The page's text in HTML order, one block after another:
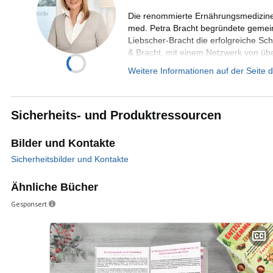
Die renommierte
med. Petra Bracht begründete
Liebscher-Bracht die erfolgreiche
& Bracht, mit einem Netzwerk von
und -behandlung entwickelten sie,
Kampfsportler und Schmerzspezialist
Weitere Informationen auf der Seite
Sicherheits- und Produktressourcen
Bilder und Kontakte
Sicherheitsbilder und Kontakte
Ähnliche Bücher
Gesponsert